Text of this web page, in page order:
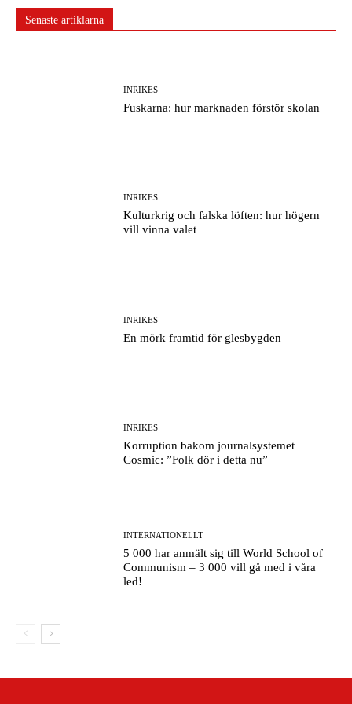
Senaste artiklarna
INRIKES
Fuskarna: hur marknaden förstör skolan
INRIKES
Kulturkrig och falska löften: hur högern
vill vinna valet
INRIKES
En mörk framtid för glesbygden
INRIKES
Korruption bakom journalsystemet
Cosmic: ”Folk dör i detta nu”
INTERNATIONELLT
5 000 har anmält sig till World School of
Communism – 3 000 vill gå med i våra
led!